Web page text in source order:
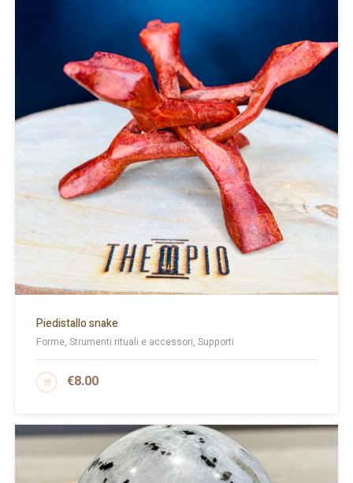
Piedistallo snake
Forme, Strumenti rituali e accessori, Supporti
€8.00
SCEGLI